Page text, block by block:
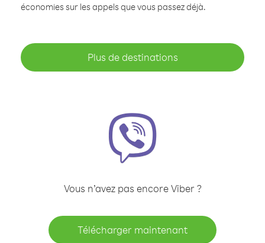
économies sur les appels que vous passez déjà.
Plus de destinations
Vous n’avez pas encore Viber ?
Télécharger maintenant